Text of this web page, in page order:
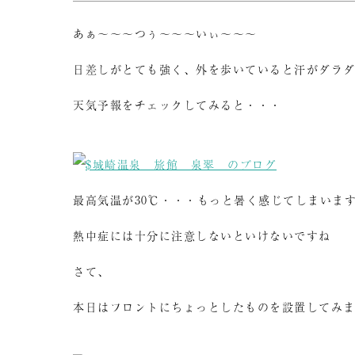
あぁ～～～つぅ～～～いぃ～～～
日差しがとても強く、外を歩いていると汗がダラ
天気予報をチェックしてみると・・・
最高気温が30℃・・・もっと暑く感じてしまいま
熱中症には十分に注意しないといけないですね
さて、
本日はフロントにちょっとしたものを設置してみ